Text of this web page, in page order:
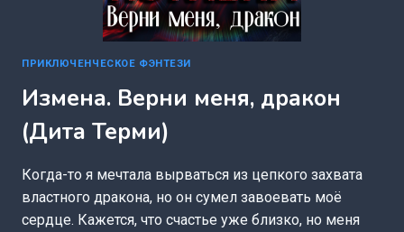
ПРИКЛЮЧЕНЧЕСКОЕ ФЭНТЕЗИ
Измена. Верни меня, дракон
(Дита Терми)
Когда-то я мечтала вырваться из цепкого захвата
властного дракона, но он сумел завоевать моё
сердце. Кажется, что счастье уже близко, но меня